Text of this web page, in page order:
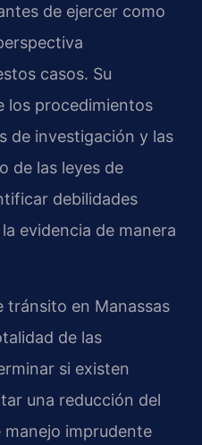
de ejercer como
casos. Su
los procedimientos
de investigación y las
de las leyes de
debilidades
evidencia de manera
tránsito en Manassas
de las
si existen
una reducción del
imprudente